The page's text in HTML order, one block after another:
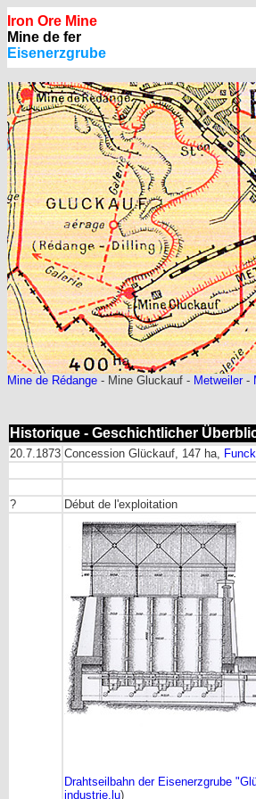
Iron Ore Mine
Mine de fer
Eisenerzgrube
Mine de Rédange - Mine Gluckauf - Metweiler-
Historique - Geschichtlicher
20.7.1873 Concession Glückauf, 147 ha,
? Début de l'exploitation
Drahtseilbahn der Eisenerzgrube
industrie.lu)